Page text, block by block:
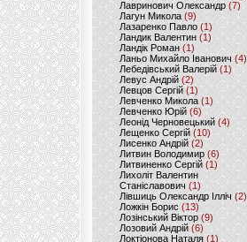
Лавринович Олександр(7)
Лагун Микола(9)
Лазаренко Павло (1)
Ландик Валентин (1)
Ландік Роман (1)
Ланьо Михайло Іванович(4)
Лебедівський Валерій(1)
Левус Андрій(2)
Левцов Сергій (1)
Левченко Микола (1)
Левченко Юрій (6)
Леонід Черновецький (4)
Лещенко Сергій (10)
Лисенко Андрій (2)
Литвин Володимир (6)
Литвиненко Сергій (1)
Лихоліт Валентин
Станіславович (1)
Лівшиць Олександр Ілліч (2)
Ложкін Борис(13)
Лозінський Віктор(9)
Лозовий Андрій (6)
Локтіонова Наталя (1)